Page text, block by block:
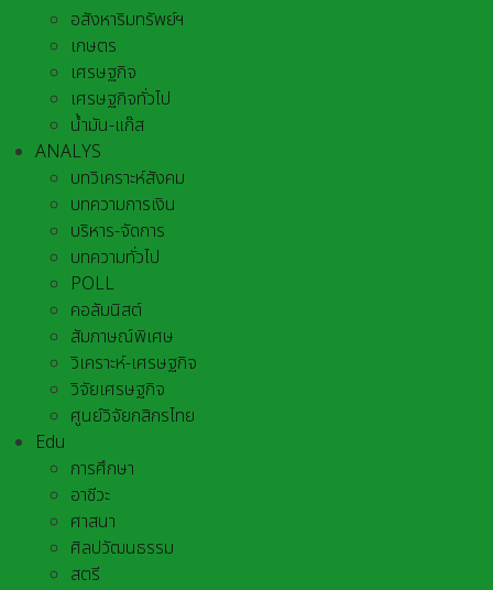
อสังหาริมทรัพย์ฯ
เกษตร
เศรษฐกิจ
เศรษฐกิจทั่วไป
น้ำมัน-แก๊ส
ANALYS
บทวิเคราะห์สังคม
บทความการเงิน
บริหาร-จัดการ
บทความทั่วไป
POLL
คอลัมนิสต์
สัมภาษณ์พิเศษ
วิเคราะห์-เศรษฐกิจ
วิจัยเศรษฐกิจ
ศูนย์วิจัยกสิกรไทย
Edu
การศึกษา
อาชีวะ
ศาสนา
ศิลปวัฒนธรรม
สตรี